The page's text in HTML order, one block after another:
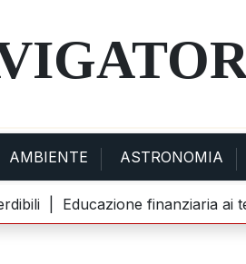
AMBIENTE ASTRONOMIA
|Educazione finanziaria ai